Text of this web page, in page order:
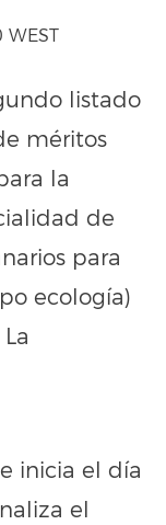
listado
méritos
la
de
para
ecología)
inicia el día
el